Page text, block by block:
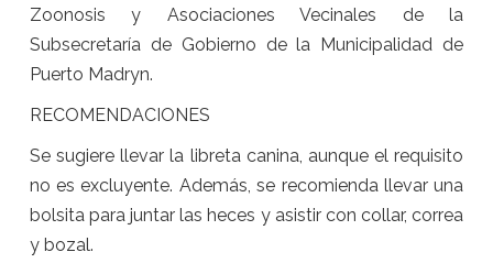
Zoonosis y Asociaciones Vecinales de la
Subsecretaría de Gobierno de la Municipalidad de
Puerto Madryn.
RECOMENDACIONES
Se sugiere llevar la libreta canina, aunque el requisito
no es excluyente. Además, se recomienda llevar una
bolsita para juntar las heces y asistir con collar, correa
y bozal.